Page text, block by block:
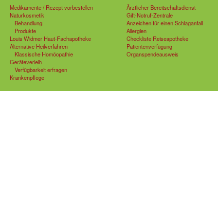
Medikamente / Rezept vorbestellen
Naturkosmetik
Behandlung
Produkte
Louis Widmer Haut-Fachapotheke
Alternative Heilverfahren
Klassische Homöopathie
Geräteverleih
Verfügbarkeit erfragen
Krankenpflege
Ärztlicher Bereitschaftsdienst
Gift-Notruf-Zentrale
Anzeichen für einen Schlaganfall
Allergien
Checkliste Reiseapotheke
Patientenverfügung
Organspendeausweis